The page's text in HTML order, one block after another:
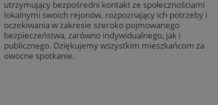
utrzymujący bezpośredni kontakt ze społecznościami
lokalnymi swoich rejonów, rozpoznający ich potrzeby i
oczekiwania w zakresie szeroko pojmowanego
bezpieczeństwa, zarówno indywidualnego, jak i
publicznego. Dziękujemy wszystkim mieszkańcom za
owocne spotkanie.